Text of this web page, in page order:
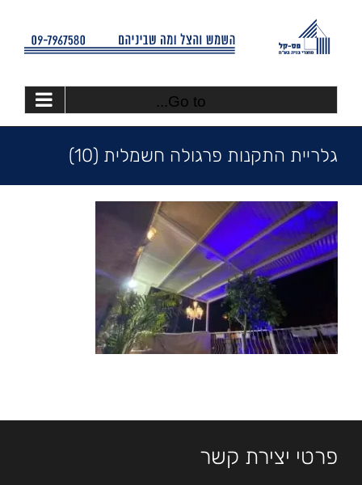
content
Go to...
גלריית התקנות פרגולה חשמלית (10)
פרטי יצירת קשר